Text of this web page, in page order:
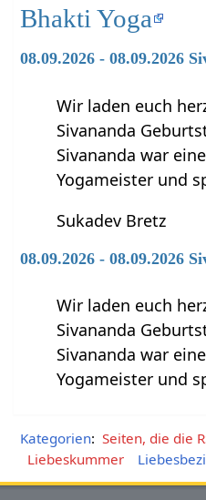
Bhakti Yoga
08.09.2026 - 08.09.2026
Wir laden euch
Sivananda
Sivananda war
Yogameister und
Sukadev Bretz
08.09.2026 - 08.09.2026
Wir laden euch
Sivananda
Sivananda war
Yogameister und
Kategorien: Seiten, die die
Liebeskummer